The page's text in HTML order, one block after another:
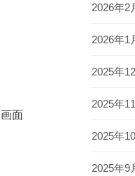
面
2026年2
2026年1
2025年
2025年
2025年
2025年9